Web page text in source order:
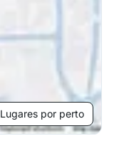
Lugares por perto